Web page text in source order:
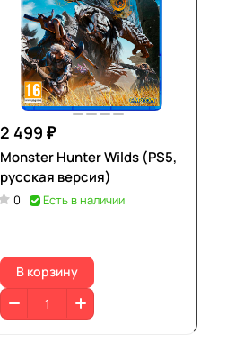
2 499 ₽
Monster Hunter Wilds (PS5,
русская версия)
0 Есть в наличии
В корзину